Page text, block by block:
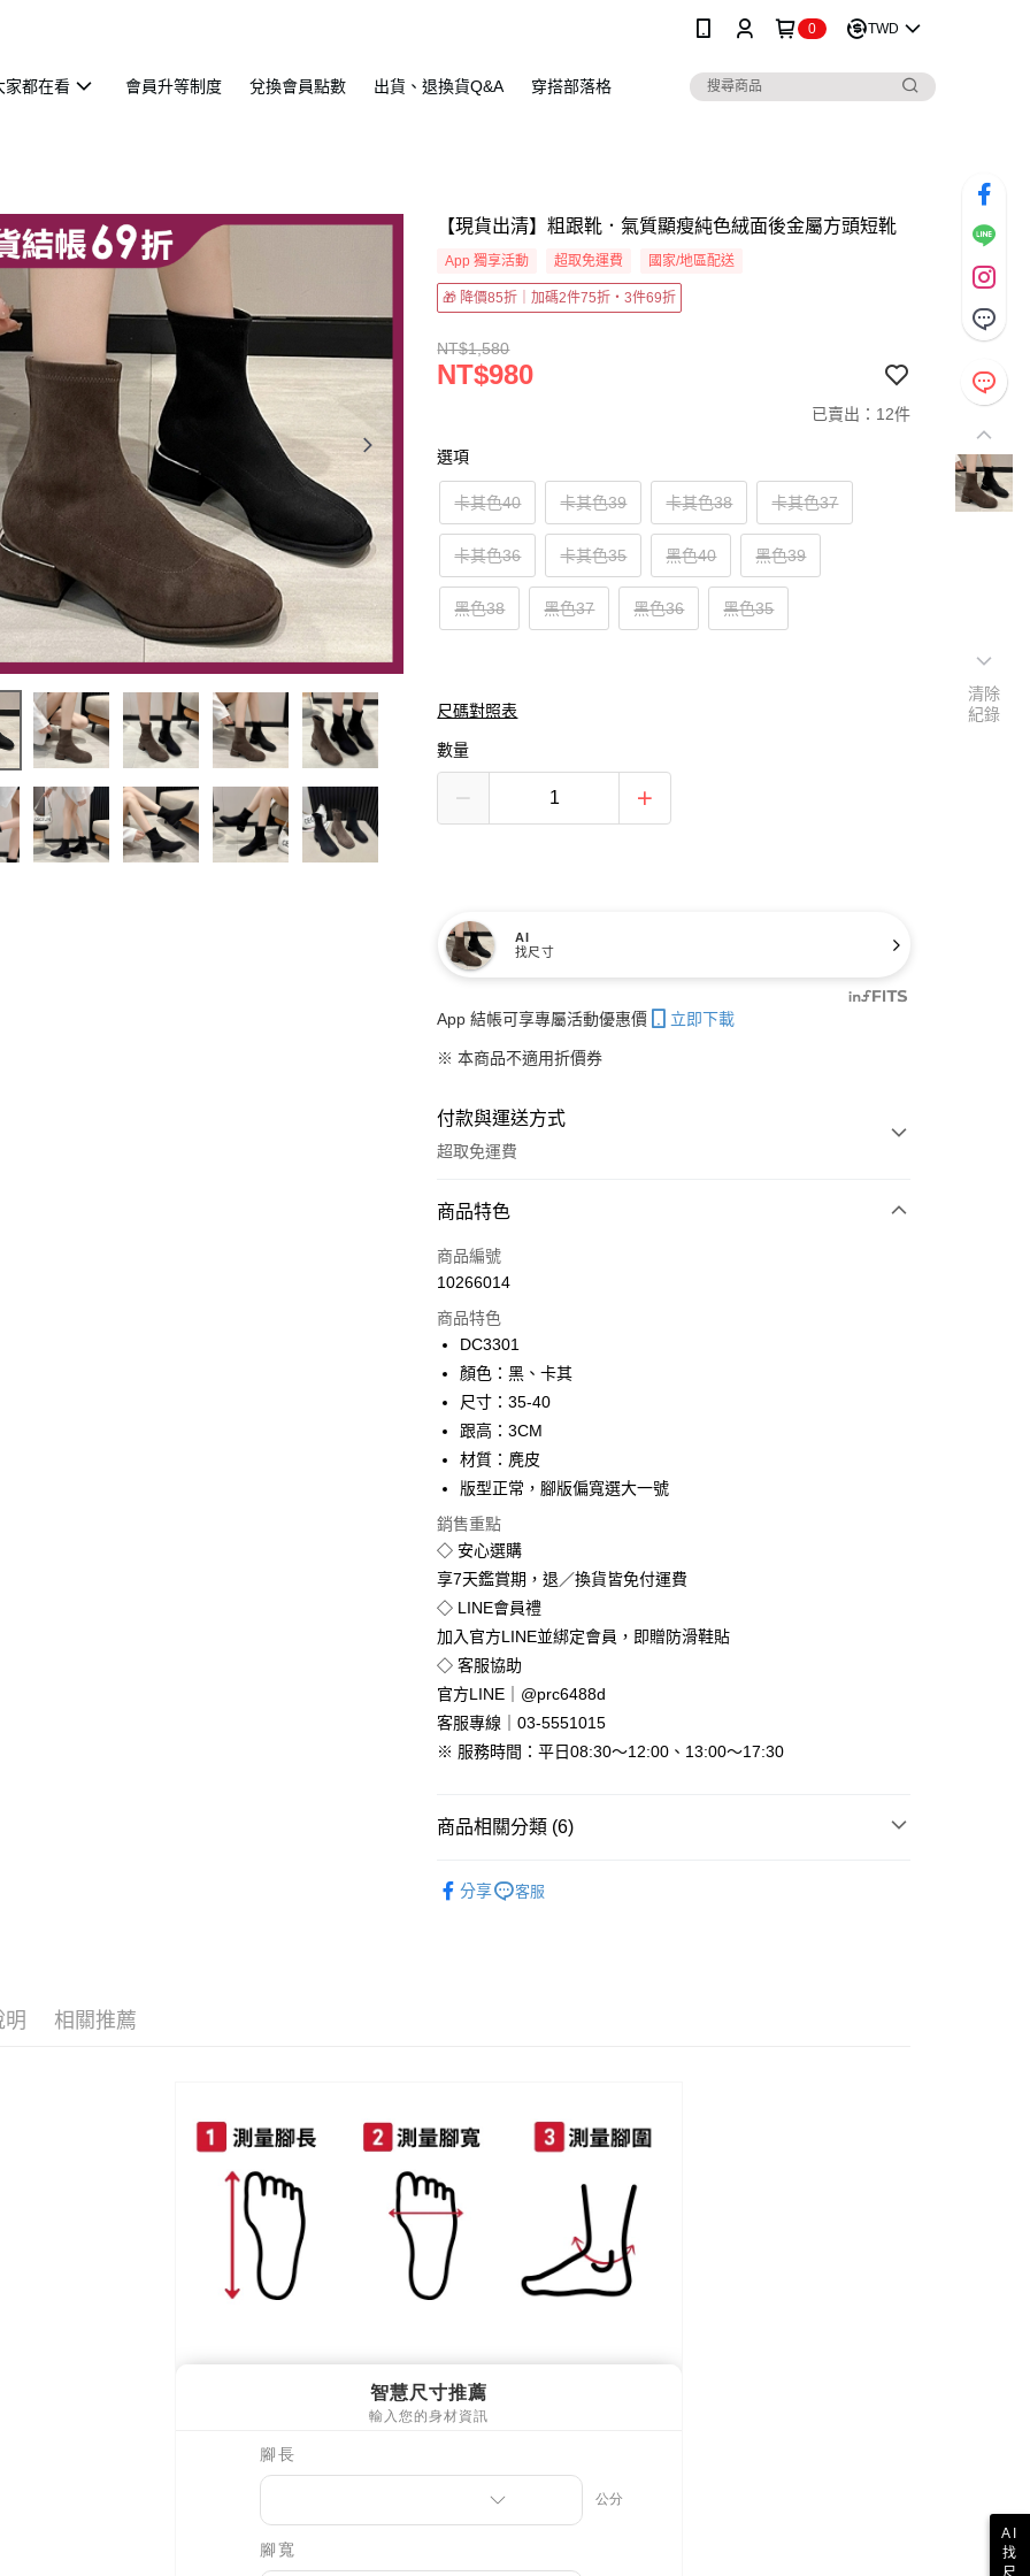
0 TWD
家都在看 會員升等制度 兌換會員點數 出貨、退換貨Q&A 穿搭部落格
【現貨出清】粗跟靴．氣質顯瘦純色絨面後金屬方頭短靴
App 獨享活動 超取免運費 國家/地區配送
🎁 降價85折｜加碼2件75折・3件69折
NT$1,580
NT$980
已賣出：12件
選項
卡其色40 卡其色39 卡其色38 卡其色37
卡其色36 卡其色35 黑色40 黑色39
黑色38 黑色37 黑色36 黑色35
尺碼對照表
數量
AI
找尺寸
App 結帳可享專屬活動優惠價 立即下載
※ 本商品不適用折價券
付款與運送方式
超取免運費
付款方式
信用卡一次付款
LINE Pay
Apple Pay
街口支付
悠遊付
全盈+PAY
運送方式
全家付款取貨
免運費
付款後全家取貨
7-11付款取貨
付款後7-11取貨
商品特色
商品編號
10266014
商品特色
DC3301
顏色：黑、卡其
尺寸：35-40
跟高：3CM
材質：麂皮
版型正常，腳版偏寬選大一號
銷售重點
◇ 安心選購
享7天鑑賞期，退／換貨皆免付運費
◇ LINE會員禮
加入官方LINE並綁定會員，即贈防滑鞋貼
◇ 客服協助
官方LINE｜@prc6488d
客服專線｜03-5551015
※ 服務時間：平日08:30～12:00、13:00～17:30
商品相關分類 (6)
分享 客服
明 相關推薦
清除
紀錄
AI
找
尺